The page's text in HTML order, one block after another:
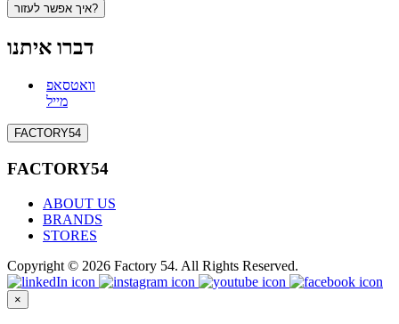
איך אפשר לעזור?
דברו איתנו
וואטסאפ
מייל
FACTORY54
FACTORY54
ABOUT US
BRANDS
STORES
Copyright © 2026 Factory 54. All Rights Reserved.
×